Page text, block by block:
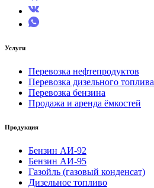
Услуги
Перевозка нефтепродуктов
Перевозка дизельного топлива
Перевозка бензина
Продажа и аренда ёмкостей
Продукция
Бензин АИ-92
Бензин АИ-95
Газойль (газовый конденсат)
Дизельное топливо